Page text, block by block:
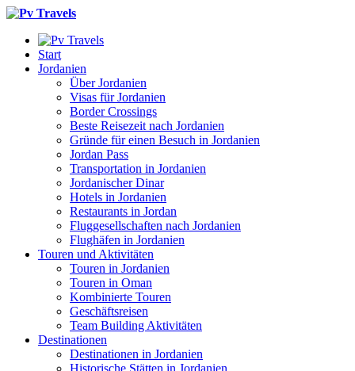
Start
Jordanien
Über Jordanien
Visas für Jordanien
Border Crossings
Beste Reisezeit nach Jordanien
Gründe für einen Besuch in Jordanien
Jordan Pass
Transportation in Jordanien
Jordanischer Dinar
Hotels in Jordanien
Restaurants in Jordan
Fluggesellschaften nach Jordanien
Flughäfen in Jordanien
Touren und Aktivitäten
Touren in Jordanien
Touren in Oman
Kombinierte Touren
Geschäftsreisen
Team Building Aktivitäten
Destinationen
Destinationen in Jordanien
Historische Stätten in Jordanien